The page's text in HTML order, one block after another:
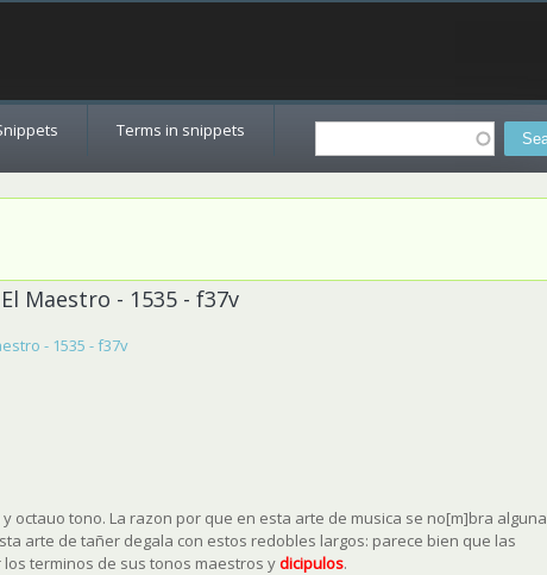
Search
Terms in snippets
Maestro - 1535 - f37v
- 1535 - f37v
octauo tono. La razon por que en esta arte de musica se no[m]bra alguna
arte de tañer degala con estos redobles largos: parece bien que las
terminos de sus tonos maestros ydicipulos.